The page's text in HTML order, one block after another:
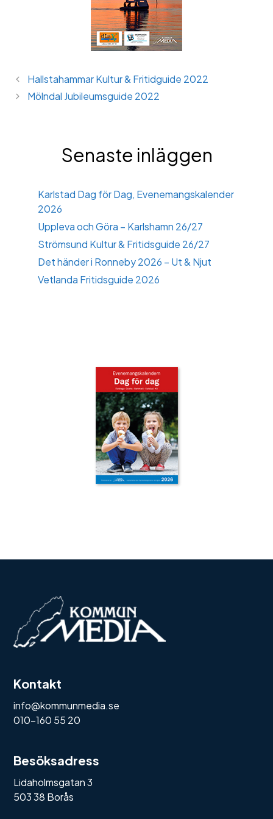
Hallstahammar Kultur & Fritidguide 2022
Mölndal Jubileumsguide 2022
Senaste inläggen
Karlstad Dag för Dag, Evenemangskalender
2026
Uppleva och Göra – Karlshamn 26/27
Strömsund Kultur & Fritidsguide 26/27
Det händer i Ronneby 2026 – Ut & Njut
Vetlanda Fritidsguide 2026
Kontakt
info@kommunmedia.se
010-160 55 20
Besöksadress
Lidaholmsgatan 3
503 38 Borås